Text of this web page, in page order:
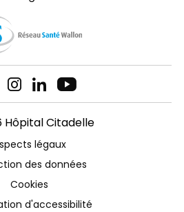
Hôpital Citadelle
légaux
des données
Cookies
d'accessibilité